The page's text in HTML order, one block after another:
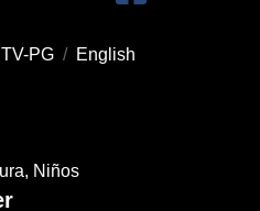
TV-PG / English
Niños